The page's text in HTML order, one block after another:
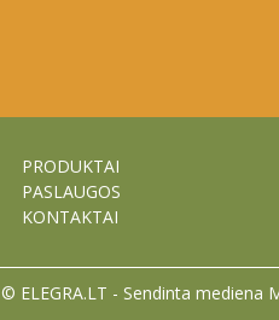
PRODUKTAI
PASLAUGOS
KONTAKTAI
© ELEGRA.LT - Sendinta mediena